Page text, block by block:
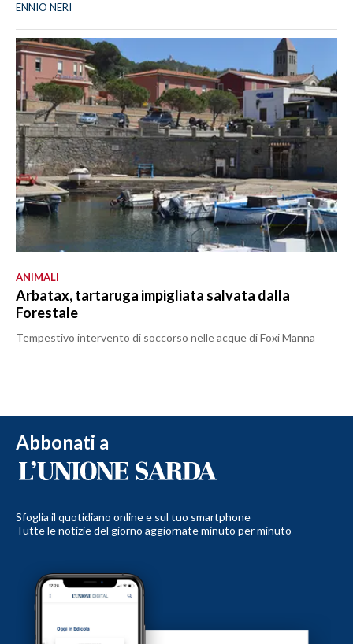
ENNIO NERI
ANIMALI
Arbatax, tartaruga impigliata salvata dalla
Forestale
Tempestivo intervento di soccorso nelle acque di Foxi Manna
Abbonati a
Sfoglia il quotidiano online e sul tuo smartphone
Tutte le notizie del giorno aggiornate minuto per minuto